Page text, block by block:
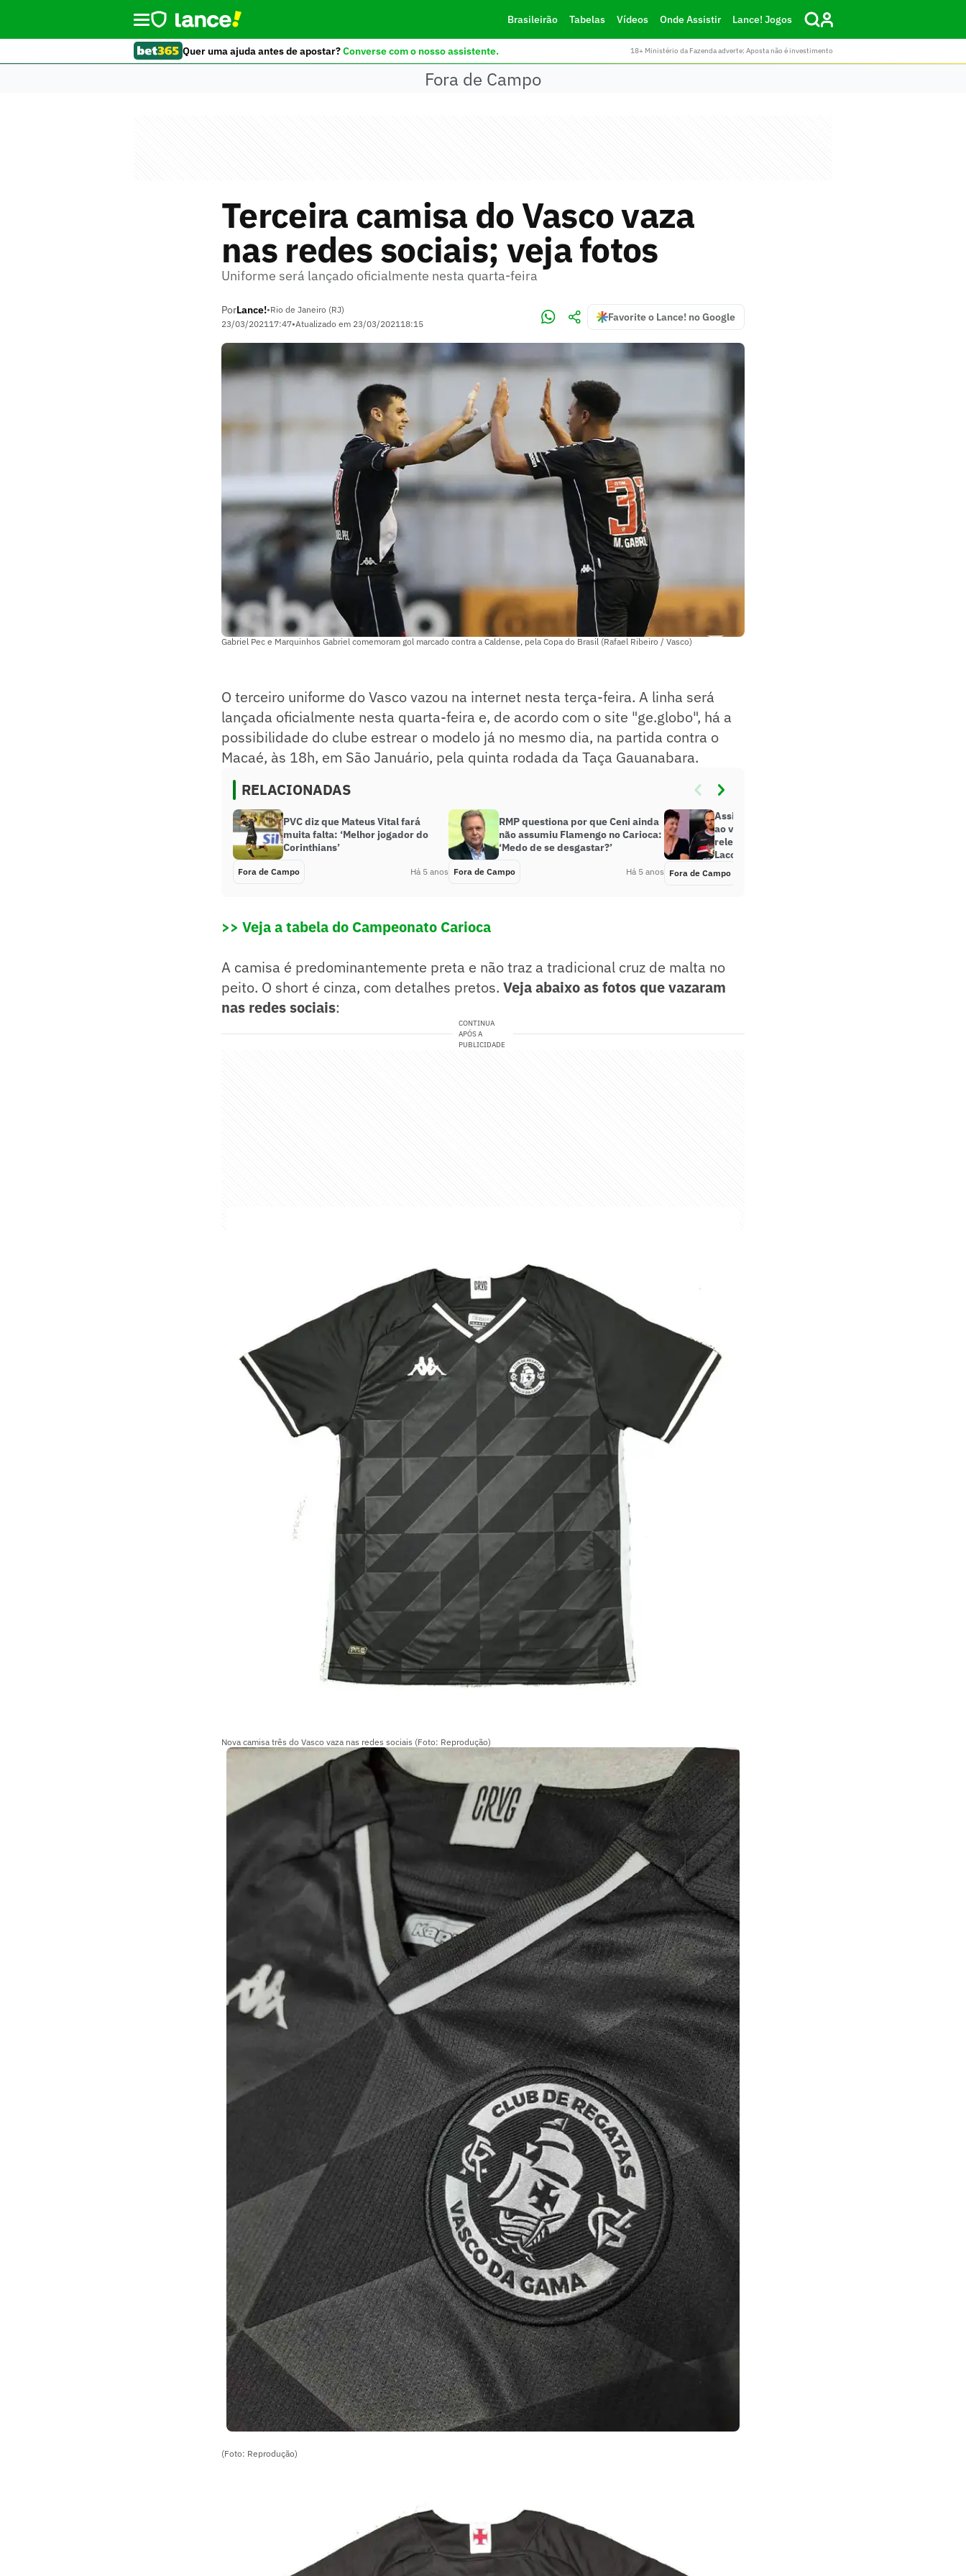
Brasileirão Tabelas Vídeos Onde Assistir Lance! Jogos
Quer uma ajuda antes de apostar?Converse com o nosso assistente. 18+ Ministério da Fazenda adverte: Aposta não é investimento
Fora de Campo
Terceira camisa do Vasco vaza
nas redes sociais; veja fotos
Uniforme será lançado oficialmente nesta quarta-feira
PorLance!•Rio de Janeiro (RJ)
23/03/202117:47•Atualizado em 23/03/202118:15
Favorite o Lance! no Google
Gabriel Pec e Marquinhos Gabriel comemoram gol marcado contra a Caldense, pela Copa do Brasil (Rafael Ribeiro / Vasco)
O terceiro uniforme do Vasco vazou na internet nesta terça-feira. A linha será
lançada oficialmente nesta quarta-feira e, de acordo com o site "ge.globo", há a
possibilidade do clube estrear o modelo já no mesmo dia, na partida contra o
Macaé, às 18h, em São Januário, pela quinta rodada da Taça Gauanabara.
RELACIONADAS
PVC diz que Mateus Vital fará
muita falta: ‘Melhor jogador do
Corinthians’
Fora de Campo Há 5 anos
RMP questiona por que Ceni ainda
não assumiu Flamengo no Carioca:
‘Medo de se desgastar?’
Fora de Campo Há 5 anos
Assinatura com o Arsenal, ligação
ao vivo e processo na Justiça:
relembre a treta entre Milly
Lacombe e Ceni
Fora de Campo
>> Veja a tabela do Campeonato Carioca
A camisa é predominantemente preta e não traz a tradicional cruz de malta no
peito. O short é cinza, com detalhes pretos. Veja abaixo as fotos que vazaram
nas redes sociais:
CONTINUA
APÓS A
PUBLICIDADE
Nova camisa três do Vasco vaza nas redes sociais (Foto: Reprodução)
(Foto: Reprodução)